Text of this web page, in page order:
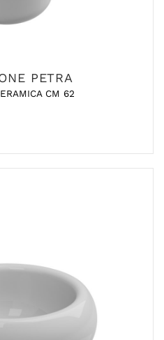
PETRA
CM 62